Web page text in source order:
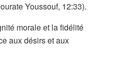
Youssouf, 12:33).
morale et la fidélité
aux désirs et aux